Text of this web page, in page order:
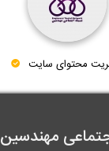
محتوای سایت
مهندسین 808